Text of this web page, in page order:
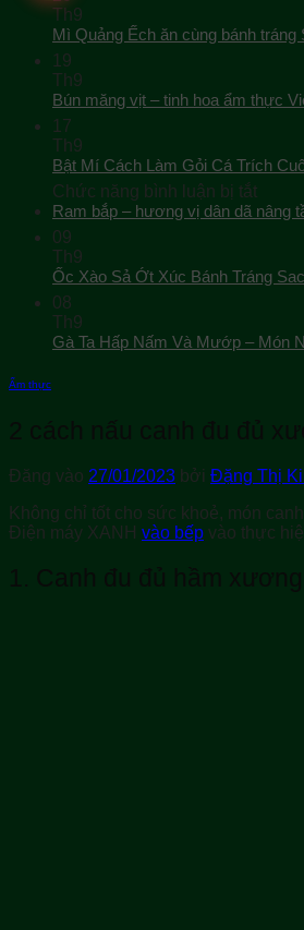
Th9
Mì Quảng Ếch ăn cùng bánh
19
Th9
Bún măng vịt – tinh hoa ẩm thực
17
Th9
Bật Mí Cách Làm Gỏi Cá Trích
Chức năng bình luận bị tắtở
Bật
Làm
Gỏi
Cuốn
Ngon
Tuyệt
Ram bắp – hương vị dân dã nâng
09
Th9
Ốc Xào Sả Ớt Xúc Bánh Tráng
08
Th9
Gà Ta Hấp Nấm Và Mướp – Món
Ẩm thực
2 cách nấu canh đu đủ
Đăng vào 27/01/2023 bởi Đặng Thị
Không chỉ tốt cho sức khoẻ, món
Điện máy XANH vào bếp vào thực
1. Canh đu đủ hầm xương